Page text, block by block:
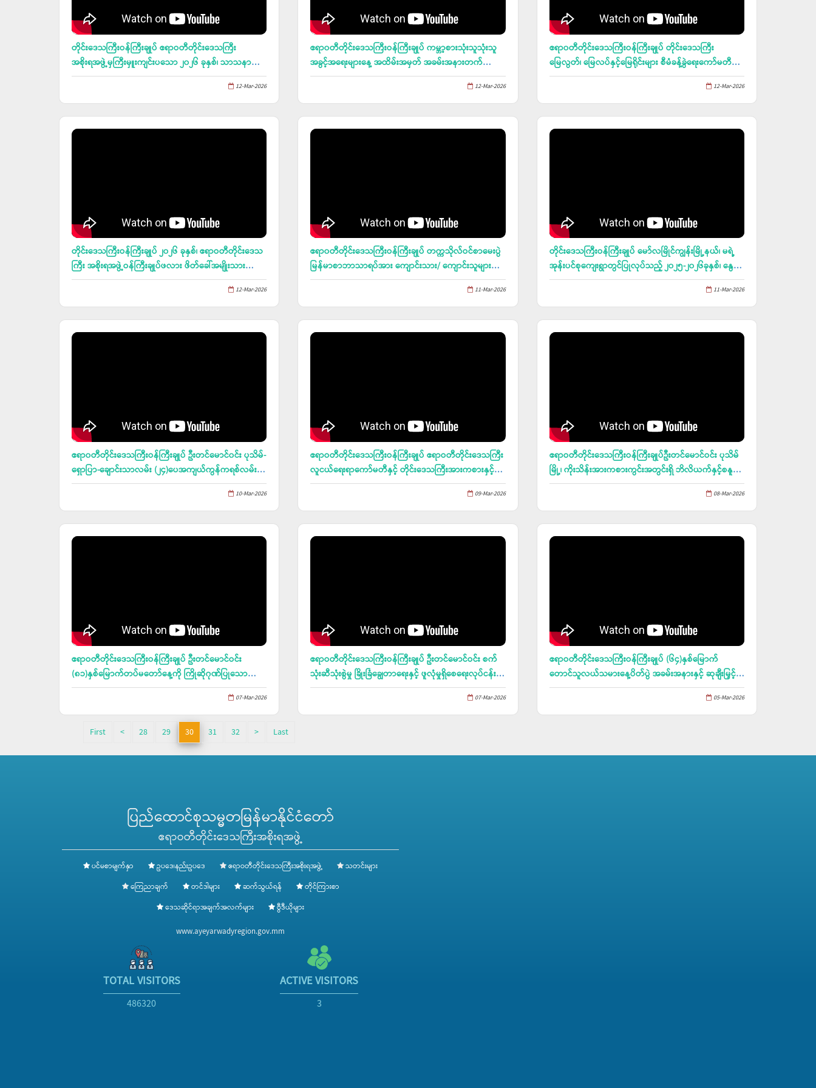
တိုင်းဒေသကြီးဝန်ကြီးချုပ် ဧရာဝတီတိုင်းဒေသကြီး
အစိုးရအဖွဲ့မှကြီးမှူးကျင်းပသော ၂၀၂၆ ခုနှစ်၊ သာသနာ
တော်ဆိုင်ရာဘွဲ့တံဆိပ်တော်ရ ဆရာတော်ကြီးများအား
ထပ်ဆင့်ဂုဏ်ပြုပူဇော်ပွဲ”ဂုဏဝိသိဋ္ဌပူဇာ”မဟာမင်္ဂလာ
အခမ်းအနားသို့ တက်ရောက်
12-Mar-2026
ဧရာ၀တီတိုင်းဒေသကြီးဝန်ကြီးချုပ် ကမ္ဘာ့စားသုံးသူသုံးသူ
အခွင့်အရေးများနေ့ အထိမ်းအမှတ် အခမ်းအနားတက်
ရောက်
12-Mar-2026
ဧရာ၀တီတိုင်းဒေသကြီးဝန်ကြီးချုပ် တိုင်းဒေသကြီး
မြေလွတ်၊ မြေလပ်နှင့်မြေရိုင်းများ စီမံခန့်ခွဲရေးကော်မတီ
အစည်းအဝေး အမှတ်စဉ်(၂/၂၀၂၆)တက်ရောက်(၁၂.၃.၂၀၂၆)
12-Mar-2026
တိုင်းဒေသကြီးဝန်ကြီးချုပ် ၂၀၂၆ ခုနှစ်၊ ဧရာဝတီတိုင်းဒေသ
ကြီး အစိုးရအဖွဲ့ဝန်ကြီးချုပ်ဖလား ဖိတ်ခေါ်အမျိုးသား
(အလွတ်တန်း)ဖူဆယ်ပြိုင်ပွဲ ဗိုလ်လုပွဲနှင့် ဆုချီးမြှင့်ပွဲ
12-Mar-2026
ဧရာ၀တီတိုင်းဒေသကြီးဝန်ကြီးချုပ် တက္ကသိုလ်ဝင်စာမေးပွဲ
မြန်မာစာဘာသာရပ်အား ကျောင်းသား/ ကျောင်းသူများ
အေးချမ်းစွာဖြေဆိုနေမှုများ ကိုကြည့်ရှုအားပေး
11-Mar-2026
တိုင်းဒေသကြီးဝန်ကြီးချုပ် မော်လမြိုင်ကျွန်းမြို့နယ်၊ မရဲ့
အုန်းပင်စုကျေးရွာတွင်ပြုလုပ်သည့် ၂၀၂၅-၂၀၂၆ခုနှစ်၊ နွေ
စပါးကန်သင်းဘောင်ပေါ်တွင် ကျင်းစနစ်ဖြင့်စိုက်ပျိုးသော
နေကြာ ရိတ်သိမ်းပွဲနှင့် နွေစပါးနယူးဧရာ(၁၁)ရိတ်သိမ်းပွဲ
တက်ရောက်
11-Mar-2026
ဧရာ၀တီတိုင်းဒေသကြီးဝန်ကြီးချုပ် ဦးတင်မောင်၀င်း ပုသိမ်-
ရှောပြာ-ချောင်းသာလမ်း (၂၄)ပေအကျယ်ကွန်ကရစ်လမ်း
တိုးချဲ့တည်ဆောက်ခြင်းလုပ်ငန်းအား ကြည့်ရှုစစ်ဆေး
10-Mar-2026
ဧရာဝတီတိုင်းဒေသကြီးဝန်ကြီးချုပ် ဧရာဝတီတိုင်းဒေသကြီး
လူငယ်ရေးရာကော်မတီနှင့် တိုင်းဒေသကြီးအားကစားနှင့်
ကာယပညာဦးစီးဌာနတို့ ပူးပေါင်းဖွင့်လှစ်သည့် နွေရာသီ
အခြေခံအားကစားသင်တန်းများဖွင့်လှစ်သင်ကြားနေမှုများ
ကို ကြည့်ရှုအားပေး
09-Mar-2026
ဧရာဝတီတိုင်းဒေသကြီးဝန်ကြီးချုပ်ဦးတင်မောင်ဝင်း ပုသိမ်
မြို့၊ ကိုးသိန်းအားကစားကွင်းအတွင်းရှိ ဘိလိယက်နှင့်စနူ
ကာအားကစားခန်းမ ပန္နက်တင်မင်္ဂလာအခမ်းအနားတက်
ရောက်၊ ၂၀၂၆ခုနှစ်၊ အပြည်ပြည်ဆိုင်ရာအမျိုးသမီးများနေ့
အခမ်းအနား၊ ပုသိမ်မြို့၊ ကမ္ဘာအေးကျောင်း ပရိယတ္တိ
စာသင်တိုက်တွင်ကျင်းပသည့် ဂုဏဝိသိဋ္ဌထပ်ဆင့်ဂုဏ်ပြု
ပူဇော်ပွဲသို့ တက်ရောက်
08-Mar-2026
ဧရာဝတီတိုင်းဒေသကြီးဝန်ကြီးချုပ် ဦးတင်မောင်ဝင်း
(၈၁)နှစ်မြောက်တပ်မတော်နေ့ကို ကြိုဆိုဂုဏ်ပြုသော
အားဖြင့် မြောင်းမြခရိုင်အတွင်း အခြေခံပညာ
ကျောင်းဆောင်သစ်ဖွင့်ပွဲများနှင့် ကွန်ကရစ်လမ်းသစ်ဖွင့်ပွဲ
အခမ်းအနားများ တက်ရောက်
07-Mar-2026
ဧရာဝတီတိုင်းဒေသကြီးဝန်ကြီးချုပ် ဦးတင်မောင်ဝင်း စက်
သုံးဆီသုံးစွဲမှု ခြိုးခြံချွေတာရေးနှင့် ဖူလုံမှုရှိစေရေးလုပ်ငန်း
ညှိနှိုင်းအစည်းအဝေးတက်ရောက်၊ ဧရာဝတီတိုင်းဒေသကြီး
ဝန်ကြီးချုပ်ဖလား ဖိတ်ခေါ်အလွတ်တန်းအမျိုးသား ဖူဆယ်
ပြိုင်ပွဲယှဉ်ပြိုင်နေမှုအား ကြည့်ရှုအားပေး
07-Mar-2026
ဧရာဝတီတိုင်းဒေသကြီးဝန်ကြီးချုပ် (၆၄)နှစ်မြောက်
တောင်သူလယ်သမားနေ့ပိတ်ပွဲ အခမ်းအနားနှင့် ဆုချီးမြှင့်ပွဲ
အခမ်းအနားတက်ရောက်၊ (၈၁)နှစ်မြောက်တပ်မတော်နေ့
ကို ကြိုဆို ဂုဏ်ပြုသောအားဖြင့် ကျောင်းကုန်းမြို့နယ်၊
လှည်းဆိပ်ကျေးရွာ (၁၄၀ပေ×၃၀ပေ) RCC နှစ်ထပ်
05-Mar-2026
First < 28 29 30 31 32 > Last
ပြည်ထောင်စုသမ္မတမြန်မာနိုင်ငံတော်
ဧရာဝတီတိုင်းဒေသကြီးအစိုးရအဖွဲ့
ပင်မစာမျက်နှာ ဥပဒေ၊နည်းဥပဒေ ဧရာဝတီတိုင်းဒေသကြီးအစိုးရအဖွဲ့
သတင်းများ
ကြေညာချက်
တင်ဒါများ ဆက်သွယ်ရန်
တိုင်ကြားစာ
ဒေသဆိုင်ရာအချက်အလက်များ
ဗွီဒီယိုများ
www.ayeyarwadyregion.gov.mm
TOTAL VISITORS
486320
ACTIVE VISITORS
3